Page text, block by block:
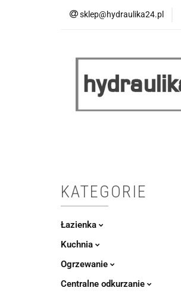
sklep@hydraulika24.pl
KATEGORIE
Łazienka
Kuchnia
Ogrzewanie
Centralne odkurzanie